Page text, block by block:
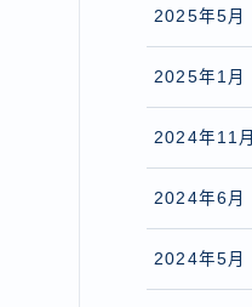
2025年5月
2025年1月
2024年11月
2024年6月
2024年5月